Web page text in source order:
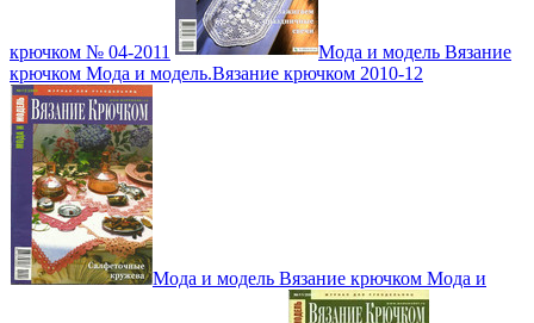
крючком № 04-2011
Мода и модель Вязание
крючком Мода и модель.Вязание крючком 2010-12
Мода и модель Вязание крючком Мода и